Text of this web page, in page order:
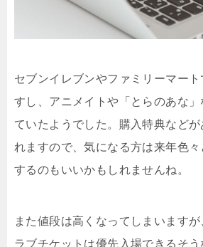
セブンイレブンやファミリーマート
すし、アニメイトや「とらのあな
ていたようでした。購入特典などが
れますので、気になる方は来年色
するのもいいかもしれませんね。
また値段は高くなってしまいます
ラブチケットは優先入場できるそ